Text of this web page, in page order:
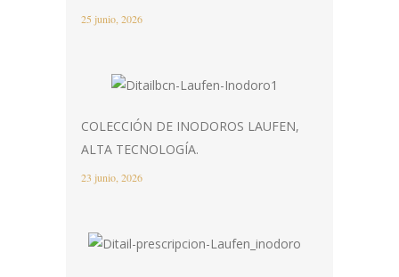
25 junio, 2026
COLECCIÓN DE INODOROS LAUFEN,
ALTA TECNOLOGÍA.
23 junio, 2026